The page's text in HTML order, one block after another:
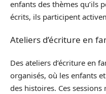
enfants des thèmes qu’ils
écrits, ils participent
Ateliers d’écriture en
Des ateliers d’écriture en
organisés, où les enfants
des histoires. Ces